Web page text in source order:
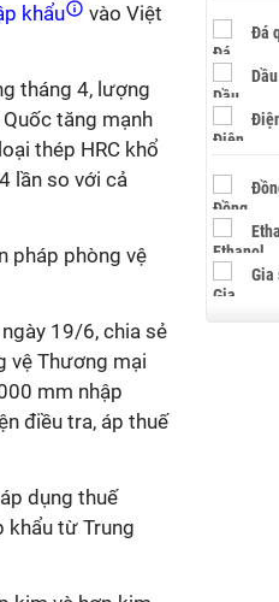
khẩu
vào Việt
tháng 4, lượng
tăng mạnh
thép HRC khổ
lần so với cả
pháp phòng vệ
19/6, chia sẻ
vệ Thương mại
mm nhập
điều tra, áp thuế
dụng thuế
khẩu từ Trung
Đá
Gia